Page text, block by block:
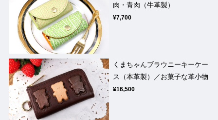
肉・青肉（牛革製）
¥7,700
くまちゃんブラウニーキーケー
ス（本革製）／お菓子な革小物
¥16,500